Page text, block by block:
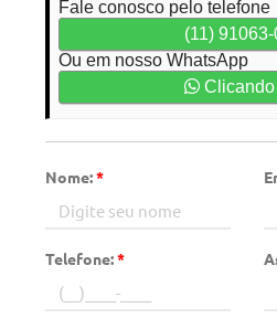
Fale conosco pelo telefone
(11)
Ou em nosso WhatsApp
Nome:*
Telefone:*